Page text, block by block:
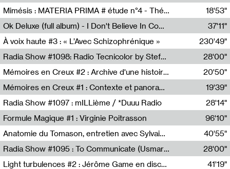
TEAFM
Mimésis : MATERIA PRIMA # étude n°4 - Théâtre de l’Aquarium
Francesco Russo,Scuola della Crisi
18'53"
Ok Deluxe (full album) - I Don't Believe In Computing
37'11"
À voix haute #3 : « L’Avec Schizophrénique »
230'49"
Radia Show #1098: Radio Tecnicolor by Stefan Nussbaumer & Georg Zichy (Radio Orange 94.0)
Radio Orange 94.0
28'00"
Mémoires en Creux #2 : Archive d'une histoire artistique
Sophie Auger-Grappin
20'50"
Mémoires en Creux #1 : Contexte et panorama
Sophie Auger-Grappin
19'39"
Radia Show #1097 : mILLième / *Duuu Radio
28'14"
Formule Magique #1 : Virginie Poitrasson
Nathalie Lacroix,Virginie Poitrasson
96'10"
Anatomie du Tomason, entretien avec Sylvain Cardonnel
Loraine Baud,Sylvain Cardonnel
40'55"
Radia Show #1095 : To Communicate (Usmaradio)
Usmaradio
28'00"
Light turbulences #2 : Jérôme Game en discussion avec Thomas Corlin
41'19"